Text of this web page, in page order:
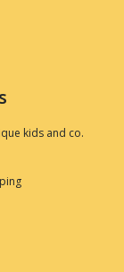
kids and co.